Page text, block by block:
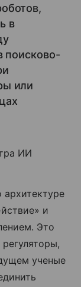
в
поисково-
или
ИИ
архитектуре
и
Это
ученые